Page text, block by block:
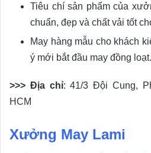
Tiêu chí sản phẩm của
chuẩn, đẹp và chất vải tốt
May hàng mẫu cho khách
ý mới bắt đầu may đồng loạt.
>>> Địa chỉ: 41/3 Đội Cung,
HCM
Xưởng May Lami